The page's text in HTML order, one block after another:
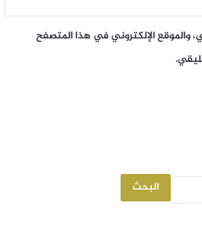
والموقع الإلكتروني في هذا المتصفح
البحث